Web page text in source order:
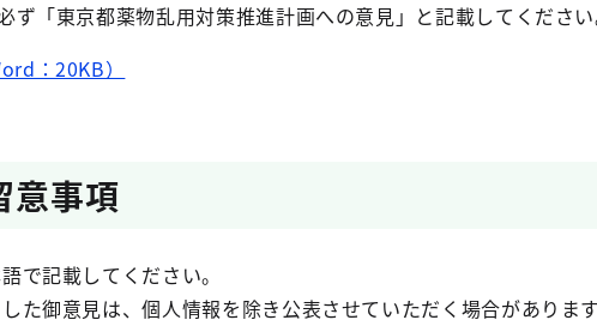
「東京都薬物乱用対策推進計画への意見」と記載してくださ
：20KB）
意事項
で記載してください。
した御意見は、個人情報を除き公表させていただく場合がありま